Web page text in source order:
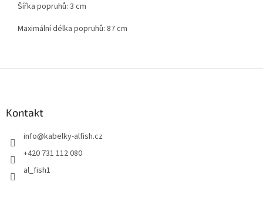
Šířka popruhů: 3 cm
Maximální délka popruhů: 87 cm
Kontakt
info@kabelky-alfish.cz
+420 731 112 080
al_fish1